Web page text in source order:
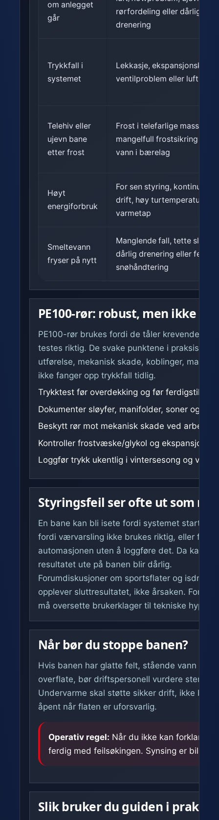
om anlegget
går
rørfordeling eller dårlig
drenering
Trykkfall i
systemet
Lekkasje, ekspansjonskar,
ventilproblem eller lufting
Telehiv eller
ujevn bane
etter frost
Frost i telefarlige masser,
mangelfull frostsikring eller
vann i bærelag
Høyt
energiforbruk
For sen styring, kontinuerlig
drift, høy turtemperatur
varmetap
Smeltevann
fryser på nytt
Manglende fall, tette sluk,
dårlig drenering eller feil
snøhåndtering
PE100-rør: robust, men ikke
PE100-rør brukes fordi de tåler krevende
testes riktig. De svake punktene i praksis er
utførelse, mekanisk skade, koblinger,
ikke fanger opp trykkfall tidlig.
Trykktest før overdekking og før
Dokumenter sløyfer, manifolder, soner og
Beskytt rør mot mekanisk skade ved arbeid i
Kontroller frostvæske/glykol og ekspansjon
Loggfør trykk ukentlig i vintersesong og ved
Styringsfeil ser ofte ut som
En bane kan bli isete fordi systemet starter
fordi værvarsling ikke brukes riktig, eller fordi
automasjonen uten å loggføre det. Da kan
resultatet ute på banen blir dårlig.
Forumdiskusjoner om sportsflater og isdrift
opplever sluttresultatet, ikke årsaken. For
må oversette brukerklager til tekniske
Når bør du stoppe banen?
Hvis banen har glatte felt, stående vann
overflate, bør driftspersonell vurdere
Undervarme skal støtte sikker drift, ikke
åpent når flaten er uforsvarlig.
Operativ regel: Når du ikke kan forklare
ferdig med feilsøkingen. Synsing er billig.
Slik bruker du guiden i praksis